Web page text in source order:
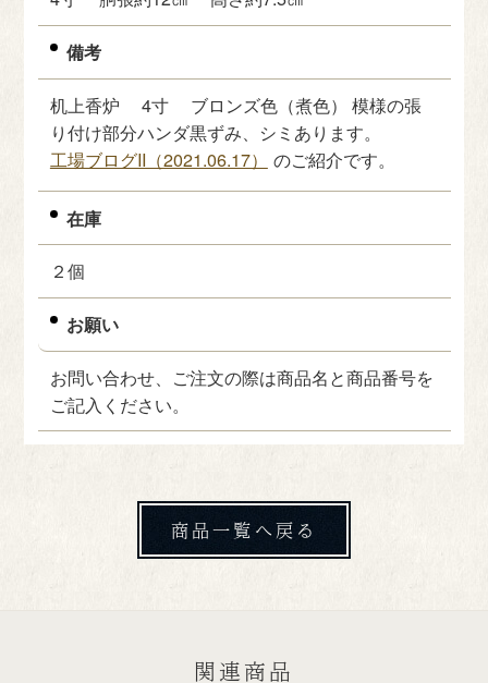
備考
机上香炉 4寸 ブロンズ色（煮色） 模様の張
り付け部分ハンダ黒ずみ、シミあります。
工場ブログII（2021.06.17）
のご紹介です。
在庫
２個
お願い
お問い合わせ、ご注文の際は商品名と商品番号を
ご記入ください。
商品一覧へ戻る
関連商品